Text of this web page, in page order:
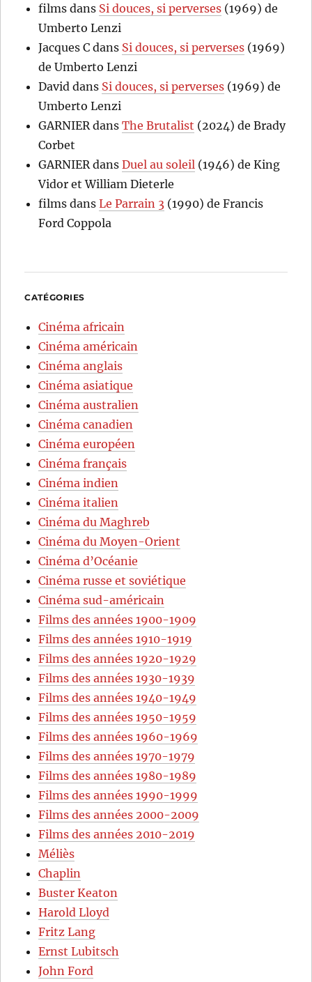
films dans Si douces, si perverses (1969) de
Umberto Lenzi
Jacques C dans Si douces, si perverses (1969)
de Umberto Lenzi
David dans Si douces, si perverses (1969) de
Umberto Lenzi
GARNIER dansThe Brutalist (2024) de Brady
Corbet
GARNIER dansDuel au soleil (1946) de King
Vidor et William Dieterle
films dansLe Parrain 3 (1990) de Francis
Ford Coppola
CATÉGORIES
Cinéma africain
Cinéma américain
Cinéma anglais
Cinéma asiatique
Cinéma australien
Cinéma canadien
Cinéma européen
Cinéma français
Cinéma indien
Cinéma italien
Cinéma du Maghreb
Cinéma du Moyen-Orient
Cinéma d’Océanie
Cinéma russe et soviétique
Cinéma sud-américain
Films des années 1900-1909
Films des années 1910-1919
Films des années 1920-1929
Films des années 1930-1939
Films des années 1940-1949
Films des années 1950-1959
Films des années 1960-1969
Films des années 1970-1979
Films des années 1980-1989
Films des années 1990-1999
Films des années 2000-2009
Films des années 2010-2019
Méliès
Chaplin
Buster Keaton
Harold Lloyd
Fritz Lang
Ernst Lubitsch
John Ford